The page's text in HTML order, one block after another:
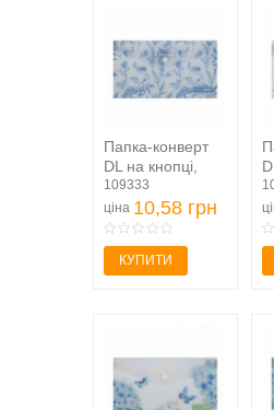
Папка-конверт
DL на кнопці,
FERN ARABESKI,
напівпрозора,...
109333
ціна 10,58 грн
КУПИТИ